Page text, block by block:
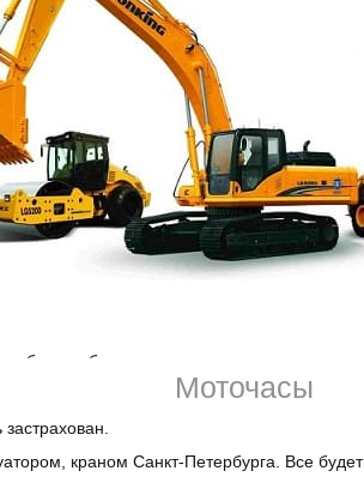
Моточасы
принудительную транспортировку:
механику;
страховки;
мотоциклов, сельхозтехники,
Для регулярных перевозок вы
недорогая, быстрая, безопасная
без праздников и выходных,
краном Санкт-Петербурга. Все будет